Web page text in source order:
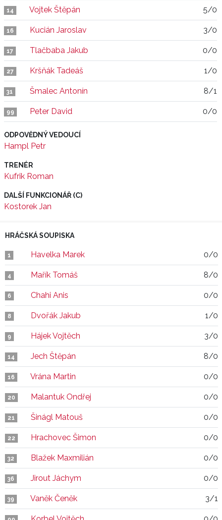
14 Vojtek Štěpán 5/0
16 Kucián Jaroslav 3/0
17 Tlačbaba Jakub 0/0
27 Kršňák Tadeáš 1/0
31 Šmalec Antonín 8/1
99 Peter David 0/0
ODPOVĚDNÝ VEDOUCÍ
Hampl Petr
TRENÉR
Kufrik Roman
DALŠÍ FUNKCIONÁŘ (C)
Kostorek Jan
HRÁČSKÁ SOUPISKA
1 Havelka Marek 0/0
4 Mařík Tomáš 8/0
6 Chahi Anis 0/0
8 Dvořák Jakub 1/0
9 Hájek Vojtěch 3/0
14 Jech Štěpán 8/0
16 Vrána Martin 0/0
20 Malantuk Ondřej 0/0
21 Šinágl Matouš 0/0
22 Hrachovec Šimon 0/0
32 Blažek Maxmilián 0/0
36 Jirout Jáchym 0/0
39 Vaněk Čeněk 3/1